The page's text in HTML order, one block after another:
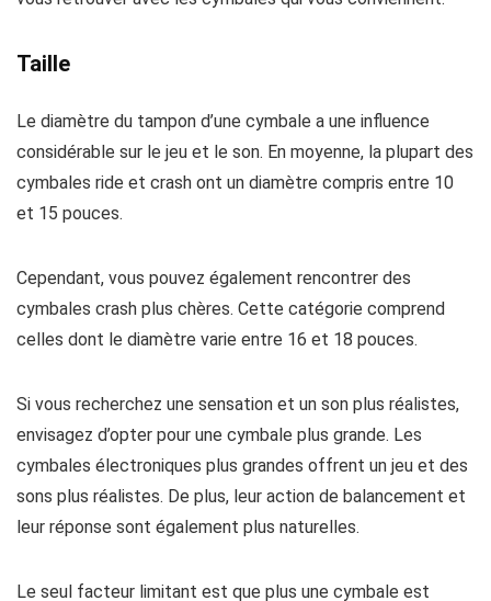
Taille
Le diamètre du tampon d’une cymbale a une influence
considérable sur le jeu et le son. En moyenne, la plupart des
cymbales ride et crash ont un diamètre compris entre 10
et 15 pouces.
Cependant, vous pouvez également rencontrer des
cymbales crash plus chères. Cette catégorie comprend
celles dont le diamètre varie entre 16 et 18 pouces.
Si vous recherchez une sensation et un son plus réalistes,
envisagez d’opter pour une cymbale plus grande. Les
cymbales électroniques plus grandes offrent un jeu et des
sons plus réalistes. De plus, leur action de balancement et
leur réponse sont également plus naturelles.
Le seul facteur limitant est que plus une cymbale est